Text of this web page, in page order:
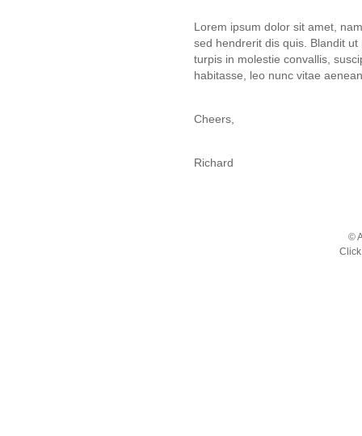
Lorem ipsum dolor sit amet,
sed hendrerit dis quis. Blandit
turpis in molestie convallis,
habitasse, leo nunc vitae
Cheers,
Richard
©